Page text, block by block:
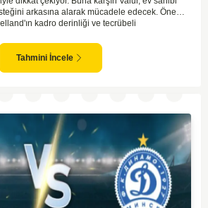
arkasına alarak mücadele edecek. Öne
kadro derinliği ve tecrübeli
bir avantaj yaratıyor. Toplamda daha
konuk takımın üstün gelmesi olası duruyor.
Tahmini İncele